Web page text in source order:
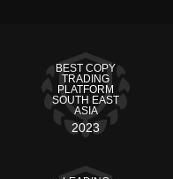
BEST COPY
TRADING
PLATFORM
SOUTH EAST
ASIA
2023